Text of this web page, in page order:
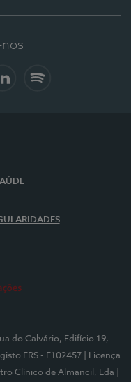
do Calvário, Edifício 19,
ERS - E102457
| Licença
Clínico de Almancil, Lda